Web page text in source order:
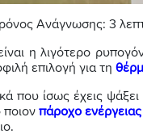
Ανάγνωσης: 3
η λιγότερο
επιλογή για τη
που ίσως έχεις
ποιον πάροχο